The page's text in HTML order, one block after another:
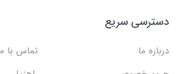
دسترسی سریع
درباره ما
تماس با